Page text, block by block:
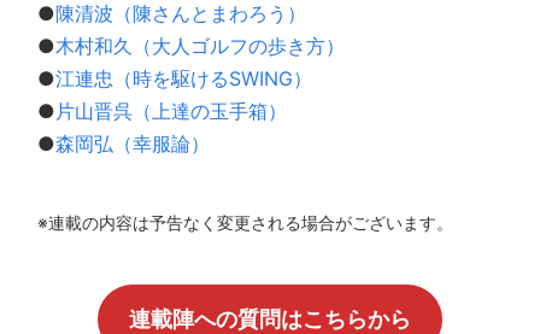
●陳清波（陳さんとまわろう）
●木村和久（大人ゴルフの歩き方）
●江連忠（時を駆けるSWING）
●片山晋呉（上達の玉手箱）
●森岡弘（幸服論）
※連載の内容は予告なく変更される場合がございます。
連載陣への質問はこちらから